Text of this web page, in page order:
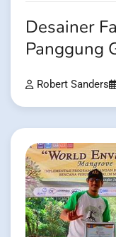
Desainer
Panggung
Robert Sanders